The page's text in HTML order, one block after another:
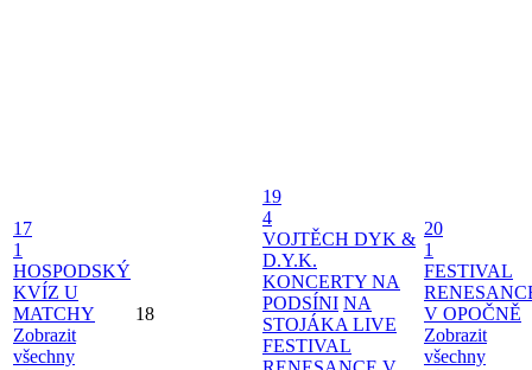
17
1
HOSPODSKÝ
KVÍZ U
MATCHY
Zobrazit
všechny
18
19
4
VOJTĚCH DYK &
D.Y.K.
KONCERTY NA
PODSÍNI NA
STOJÁKA LIVE
FESTIVAL
20
1
FESTIVAL
V OPOČNĚ
Zobrazit
všechny